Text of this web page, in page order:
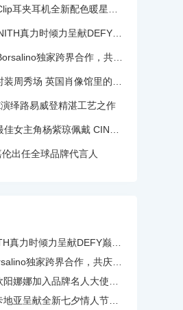
全新配色暖星云，再度引领时尚潮流！
力呈献DEFY巅峰系列镂空天际腕表白色陶瓷款
独家跨界合作，共庆品牌百年华诞
秀场 英国肖像馆里的儒雅民国风
绎路易威登精湛工艺之作
琼佩戴 CINDY CHAO 艺术珠宝亮相颁奖典礼
出任全球品牌代言人
献DEFY巅峰系列镂空天际腕表白色陶瓷款
家跨界合作，共庆品牌百年华诞
娜加入品牌名人大使大家庭
亚呈献全新七夕情人节短片